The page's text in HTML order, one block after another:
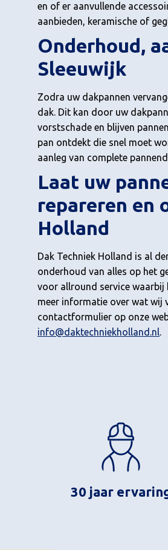
en of er aanvullende
aanbieden, keramische of
Onderhoud,
Sleeuwijk
Zodra uw dakpannen
dak. Dit kan door uw
vorstschade en blijven
pan ontdekt die snel moet
aanleg van complete
Laat uw
repareren en
Holland
Dak Techniek Holland is al
onderhoud van alles op het
voor allround service
meer informatie over wat wij
contactformulier op onze
info@daktechniekholland.nl.
30 jaar